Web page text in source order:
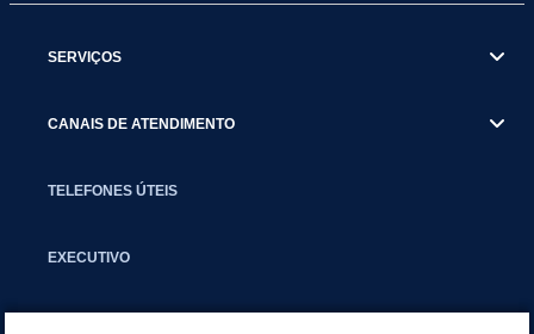
SERVIÇOS
CANAIS DE ATENDIMENTO
TELEFONES ÚTEIS
EXECUTIVO